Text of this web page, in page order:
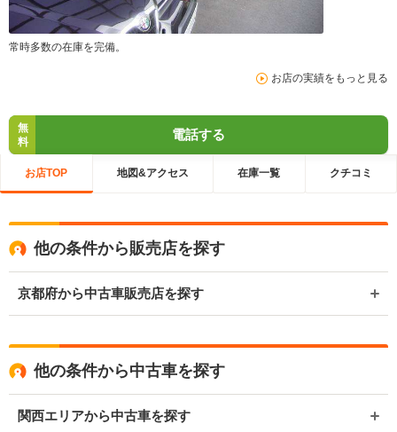
常時多数の在庫を完備。
お店の実績をもっと見る
無
料
電話する
お店TOP 地図&アクセス 在庫一覧 クチコミ
他の条件から販売店を探す
京都府から中古車販売店を探す
他の条件から中古車を探す
関西エリアから中古車を探す